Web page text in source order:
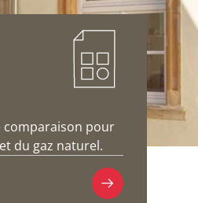
comparaison pour
du gaz naturel.